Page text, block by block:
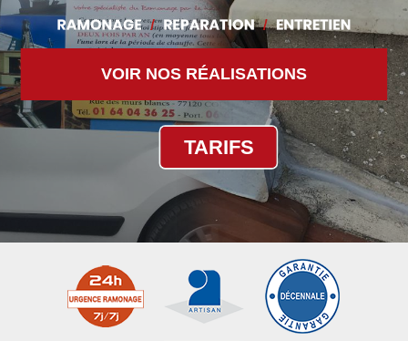
VOIR NOS RÉALISATIONS
TARIFS